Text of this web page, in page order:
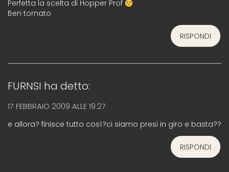
Perfetta la scelta di Hopper Prof
Ben tornato
RISPONDI
FURNSI ha detto:
17 FEBBRAIO 2009 ALLE 19:27
e allora? finisce tutto così?ci siamo presi in giro e basta??
RISPONDI